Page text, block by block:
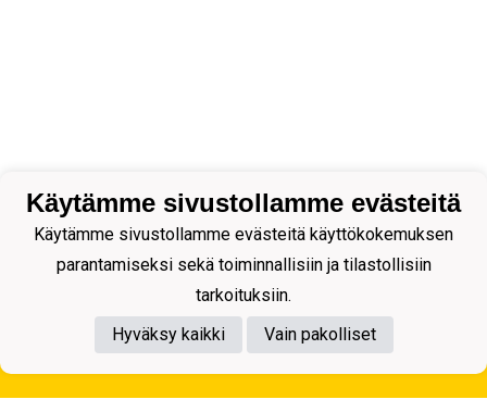
Tietosuojaseloste
Käytämme sivustollamme evästeitä
Käytämme sivustollamme evästeitä käyttökokemuksen
parantamiseksi sekä toiminnallisiin ja tilastollisiin
tarkoituksiin.
Hyväksy kaikki
Vain pakolliset